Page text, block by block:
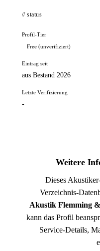
// status
Profil-Tier
Free (unverifiziert)
Eintrag seit
aus Bestand 2026
Letzte Verifizierung
-
Weitere
Dieses
Verzeichnis-
Akustik Flemming
kann das Profil
Service-Details,